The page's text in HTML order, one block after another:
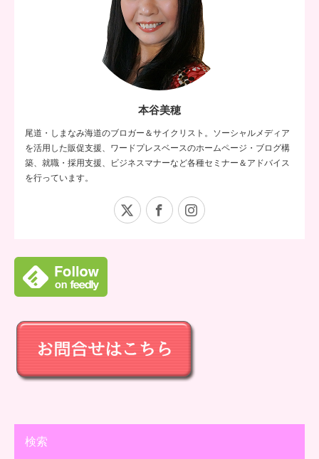
本谷美穂
尾道・しまなみ海道のブロガー＆サイクリスト。ソーシャルメディア
を活用した販促支援、ワードプレスベースのホームページ・ブログ構
築、就職・採用支援、ビジネスマナーなど各種セミナー＆アドバイス
を行っています。
Facebook
検索